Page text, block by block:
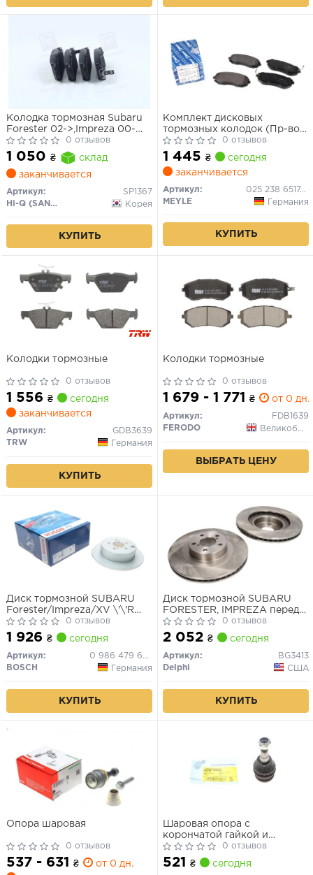
Колодка тормозная Subaru
Forester 02->,Impreza 00-
>,Legacy IV 03->,Outback
03-> перед.
0 отзывов
1 050 ₴
склад
заканчивается
Артикул:
SP1367
Hi-Q (SANGSIN)
Корея
КУПИТЬ
Комплект дисковых
тормозных колодок (Пр-во
MEYLE)
0 отзывов
1 445 ₴
сегодня
заканчивается
Артикул:
025 238 6517/W
MEYLE
Германия
КУПИТЬ
Колодки тормозные
0 отзывов
1 556 ₴
сегодня
заканчивается
Артикул:
GDB3639
TRW
Германия
КУПИТЬ
Колодки тормозные
0 отзывов
1 679 - 1 771 ₴ от 0 дн.
Артикул:
FDB1639
FERODO
Великобритания
ВЫБРАТЬ ЦЕНУ
Диск тормозной SUBARU
Forester/Impreza/XV \'\'R
\'\'1.6-2.5 \'\'11>>0 отзывов
1 926 ₴ сегодня
Артикул:
0 986 479 634
BOSCH
Германия
КУПИТЬ
Диск тормозной SUBARU
FORESTER, IMPREZA передн.
вент. (комл. 2шт) (пр-во
Delphi)
0 отзывов
2 052 ₴ сегодня
Артикул:
BG3413
Delphi
США
КУПИТЬ
Опора шаровая
0 отзывов
537 - 631 ₴
от 0 дн.
Шаровая опора с
корончатой гайкой и
шплинтом (сторона
установки: снизу, передний
мост с обеих сторон)
0 отзывов
521 ₴ сегодня